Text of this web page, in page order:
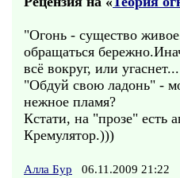
"Огонь - существо
обращаться
всё вокруг, или угаснет...
"Обдуй свою ладонь" -
нежное пламя?
Кстати, на "прозе" есть
Кремулятор.)))
Алла Бур 06.11.2009 21:22